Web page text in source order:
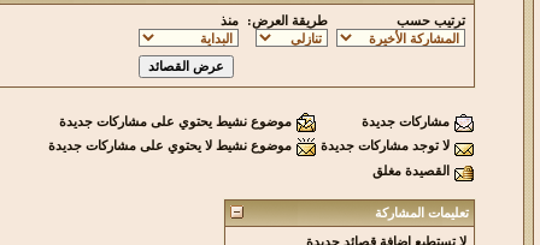
ترتيب حسب طريقة العرض: منذ
مشاركات جديدة
موضوع نشيط يحتوي على مشاركات جديدة
لا توجد مشاركات جديدة
موضوع نشيط لا يحتوي على مشاركات جديدة
القصيدة مغلق
تعليمات المشاركة
لا تستطيع إضافة قصائد جديدة